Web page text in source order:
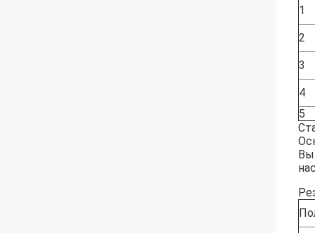
1
2
3
4
5